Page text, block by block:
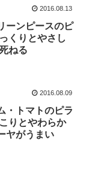
2016.08.13
ーンピースのピ
くりとやさし
ねる
2016.08.09
・トマトのピラ
りとやわらか
ヤがうまい